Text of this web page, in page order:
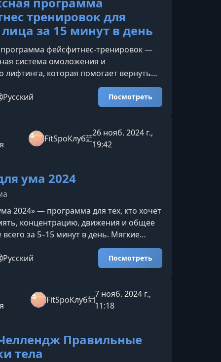
тренировок для
за 15 минут в день
фейсфитнес‑тренировок —
система омоложения и
лифтинга, которая помогает вернуть
лицу всего за 15 минут в день. Курс
кто хочет выглядеть моложе без
процедур, используя простой, но
программеВам предстоит пройти 27
которые открываются
мере выполнения
Русский Посмотреть
FitSpoКлуб
26 нояб. 2024 г.,
19:42
ума 2024
2024» — программа для тех, кто хочет
концентрацию, движения и общее
всего за 5–15 минут в день. Мягкие
техники и нейропрактики
работать быстрее, телу — двигаться
чувствовать себя энергичнее.Почему
ухудшение зрения и снижение
не просто возрастные изменения, а
Русский Посмотреть
FitSpoКлуб
7 нояб. 2024 г.,
11:18
Правильные
тела